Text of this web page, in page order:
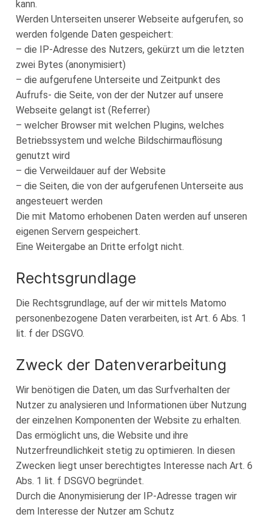
kann.
Werden Unterseiten unserer Webseite aufgerufen, so
werden folgende Daten gespeichert:
– die IP-Adresse des Nutzers, gekürzt um die letzten
zwei Bytes (anonymisiert)
– die aufgerufene Unterseite und Zeitpunkt des
Aufrufs- die Seite, von der der Nutzer auf unsere
Webseite gelangt ist (Referrer)
– welcher Browser mit welchen Plugins, welches
Betriebssystem und welche Bildschirmauflösung
genutzt wird
– die Verweildauer auf der Website
– die Seiten, die von der aufgerufenen Unterseite aus
angesteuert werden
Die mit Matomo erhobenen Daten werden auf unseren
eigenen Servern gespeichert.
Eine Weitergabe an Dritte erfolgt nicht.
Rechtsgrundlage
Die Rechtsgrundlage, auf der wir mittels Matomo
personenbezogene Daten verarbeiten, ist Art. 6 Abs. 1
lit. f der DSGVO.
Zweck der Datenverarbeitung
Wir benötigen die Daten, um das Surfverhalten der
Nutzer zu analysieren und Informationen über Nutzung
der einzelnen Komponenten der Website zu erhalten.
Das ermöglicht uns, die Website und ihre
Nutzerfreundlichkeit stetig zu optimieren. In diesen
Zwecken liegt unser berechtigtes Interesse nach Art. 6
Abs. 1 lit. f DSGVO begründet.
Durch die Anonymisierung der IP-Adresse tragen wir
dem Interesse der Nutzer am Schutz